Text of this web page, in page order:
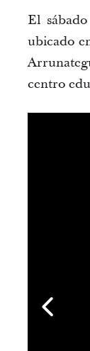
El
ubicado
centro